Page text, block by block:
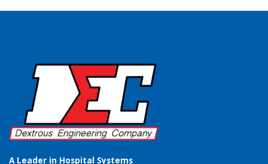
A Leader in Hospital Systems